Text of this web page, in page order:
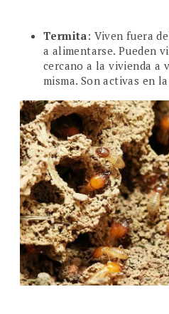
Termita: Viven fuera
a alimentarse. Pueden
cercano a la vivienda a
misma. Son activas en